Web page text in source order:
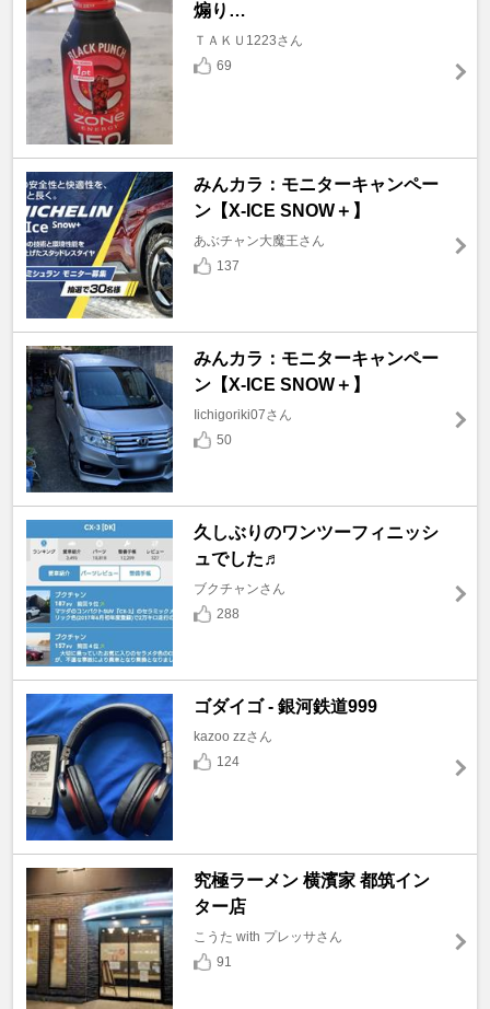
煽り…
ＴＡＫＵ1223さん
69
みんカラ：モニターキャンペー
ン【X-ICE SNOW＋】
あぶチャン大魔王さん
137
みんカラ：モニターキャンペー
ン【X-ICE SNOW＋】
Iichigoriki07さん
50
久しぶりのワンツーフィニッシ
ュでした♬
ブクチャンさん
288
ゴダイゴ - 銀河鉄道999
kazoo zzさん
124
究極ラーメン 横濱家 都筑イン
ター店
こうた with プレッサさん
91